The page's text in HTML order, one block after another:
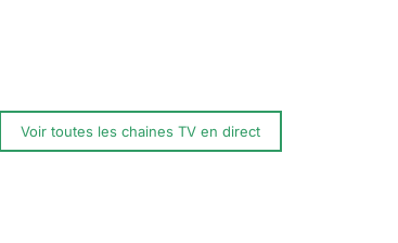
Voir toutes les chaines TV en direct